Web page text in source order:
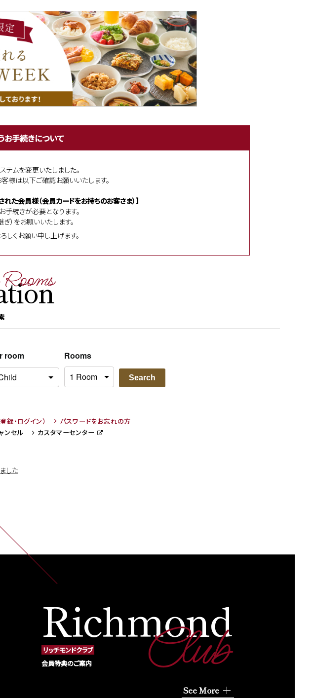
お手続きについて
ムを変更いたしました。
様は以下ご確認お願いいたします。
れた会員様（会員カードをお持ちのお客さま）】
続きが必要となります。
）をお願いいたします。
しくお願い申し上げます。
room Rooms
Search
録・ログイン）
パスワードをお忘れの方
ンセル カスタマーセンター
Richmond
Club
リッチモンドクラブ
会員特典のご案内
See More